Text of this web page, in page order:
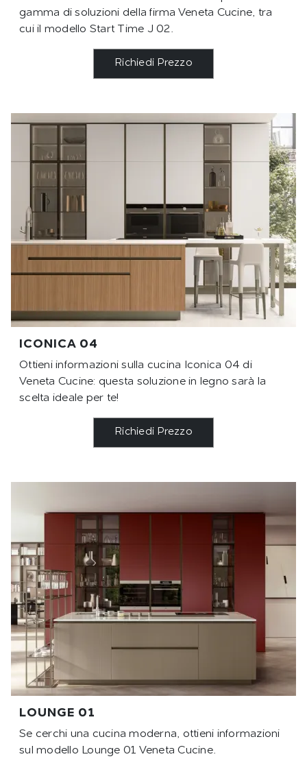
gamma di soluzioni della firma Veneta Cucine, tra
cui il modello Start Time J 02.
Richiedi Prezzo
ICONICA 04
Ottieni informazioni sulla cucina Iconica 04 di
Veneta Cucine: questa soluzione in legno sarà la
scelta ideale per te!
Richiedi Prezzo
LOUNGE 01
Se cerchi una cucina moderna, ottieni informazioni
sul modello Lounge 01 Veneta Cucine.